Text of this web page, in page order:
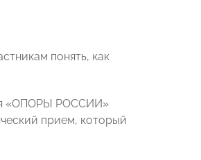
понять, как
«ОПОРЫ РОССИИ»
прием, который